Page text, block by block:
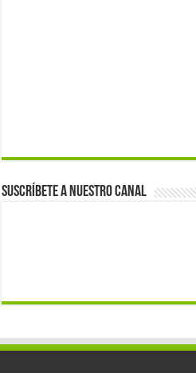
Suscríbete a nuestro canal